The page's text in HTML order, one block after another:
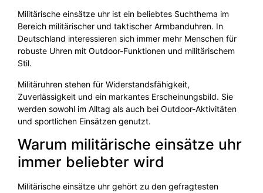
Militärische einsätze uhr ist ein beliebtes Suchthema im
Bereich militärischer und taktischer Armbanduhren. In
Deutschland interessieren sich immer mehr Menschen für
robuste Uhren mit Outdoor-Funktionen und militärischem
Stil.
Militäruhren stehen für Widerstandsfähigkeit,
Zuverlässigkeit und ein markantes Erscheinungsbild. Sie
werden sowohl im Alltag als auch bei Outdoor-Aktivitäten
und sportlichen Einsätzen genutzt.
Warum militärische einsätze uhr
immer beliebter wird
Militärische einsätze uhr gehört zu den gefragtesten